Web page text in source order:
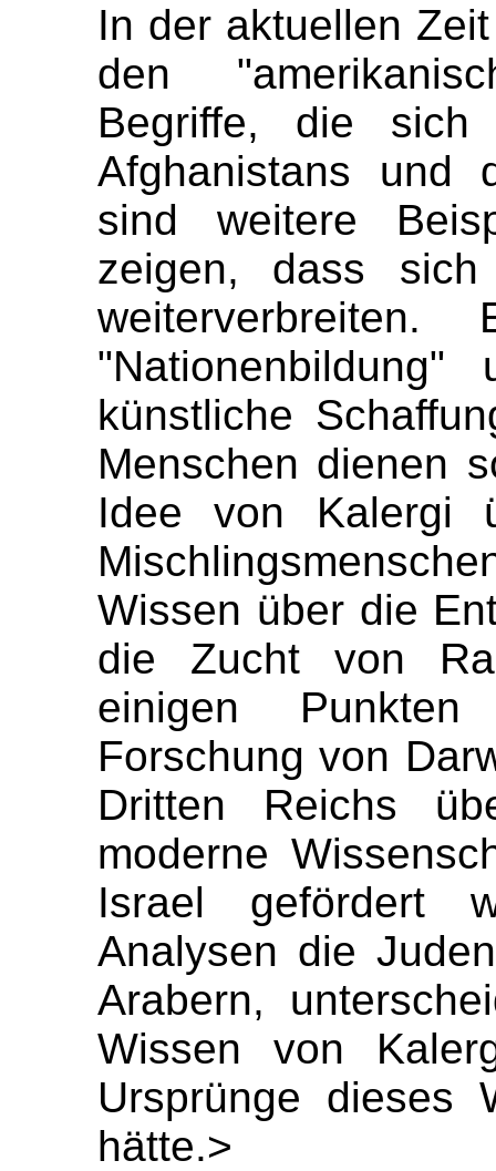
In der aktuellen
den
Begriffe, die sich
Afghanistans und
sind weitere
zeigen, dass
künstliche
Menschen dienen
Idee von Kalergi
Wissen über die
die Zucht von
einigen
Forschung von
Dritten Reichs
moderne
Israel gefördert
Analysen die
Arabern,
Wissen von
Ursprünge dieses
hätte.>